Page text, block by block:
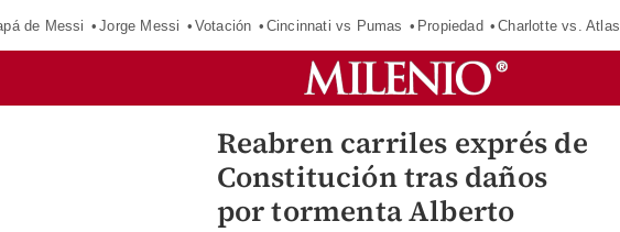
de Messi Jorge Messi Votación Cincinnati vs Pumas Propiedad Charlotte vs. Atlas
Reabren carriles exprés de
Constitución tras daños
por tormenta Alberto